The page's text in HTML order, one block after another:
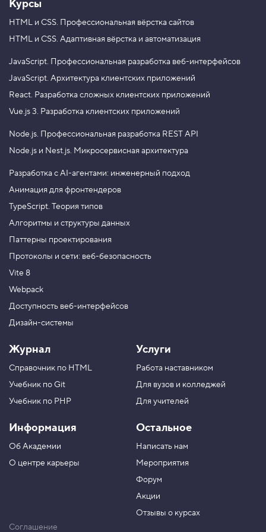
Курсы
HTML и CSS. Профессиональная вёрстка сайтов
HTML и CSS. Адаптивная вёрстка и автоматизация
JavaScript. Профессиональная разработка веб-интерфейсов
JavaScript. Архитектура клиентских приложений
React. Разработка сложных клиентских приложений
Vue.js 3. Разработка клиентских приложений
Node.js. Профессиональная разработка REST API
Node.js и Nest.js. Микросервисная архитектура
Разработка с AI-агентами: инженерный подход
Анимация для фронтендеров
TypeScript. Теория типов
Алгоритмы и структуры данных
Паттерны проектирования
Протоколы и сети: веб-безопасность
Vite 8
Webpack
Доступность веб-интерфейсов
Дизайн-системы
Журнал
Справочник по HTML
Учебник по Git
Учебник по PHP
Информация
Об Академии
О центре карьеры
Услуги
Работа наставником
Для вузов и колледжей
Для учителей
Остальное
Написать нам
Мероприятия
Форум
Акции
Отзывы о курсах
Соглашение